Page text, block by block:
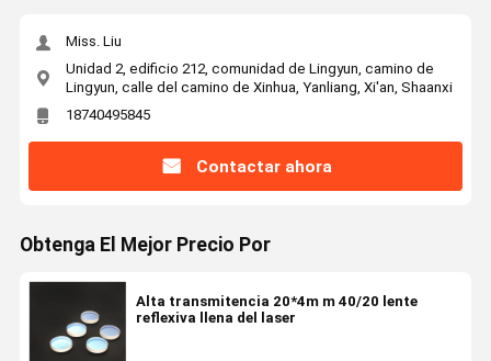
Miss. Liu
Unidad 2, edificio 212, comunidad de Lingyun, camino de
Lingyun, calle del camino de Xinhua, Yanliang, Xi'an, Shaanxi
18740495845
Contactar ahora
Obtenga El Mejor Precio Por
Alta transmitencia 20*4m m 40/20 lente
reflexiva llena del laser